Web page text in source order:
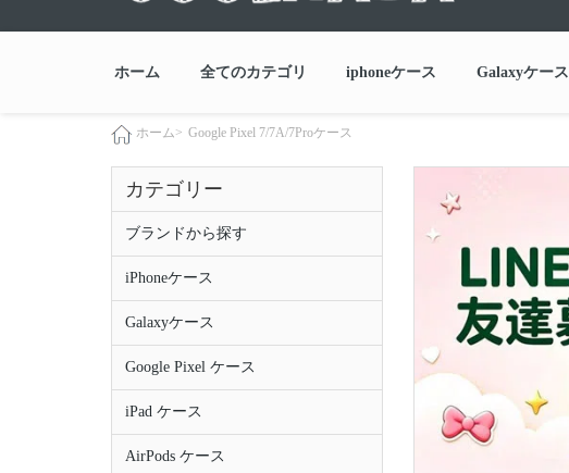
ホーム 全てのカテゴリ iphoneケース Galaxyケース
ホーム> Google Pixel 7/7A/7Proケース
カテゴリー
ブランドから探す
iPhoneケース
Galaxyケース
Google Pixel ケース
iPad ケース
AirPods ケース